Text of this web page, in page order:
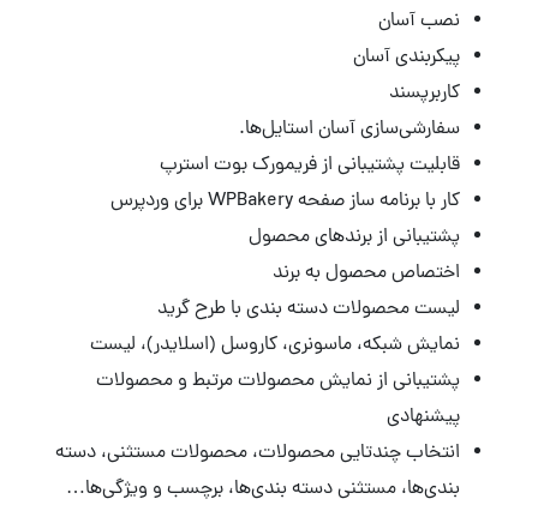
نصب آسان
پیکربندی آسان
کاربرپسند
سفارشی‌سازی آسان استایل‌ها.
قابلیت پشتیبانی از فریمورک بوت استرپ
کار با برنامه ساز صفحه WPBakery برای وردپرس
پشتیبانی از برندهای محصول
اختصاص محصول به برند
لیست محصولات دسته بندی با طرح گرید
نمایش شبکه، ماسونری، کاروسل (اسلایدر)، لیست
پشتیبانی از نمایش محصولات مرتبط و محصولات
پیشنهادی
انتخاب چندتایی محصولات، محصولات مستثنی، دسته
بندی‌ها، مستثنی دسته بندی‌ها، برچسب و ویژگی‌ها…